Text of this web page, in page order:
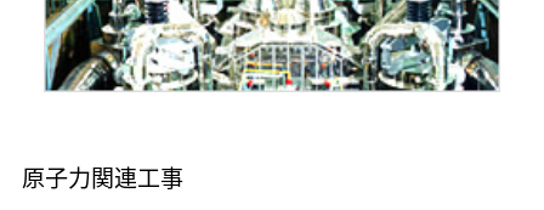
原子力関連工事